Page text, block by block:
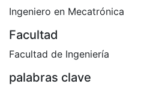
Ingeniero en Mecatrónica
Facultad
Facultad de Ingeniería
palabras clave